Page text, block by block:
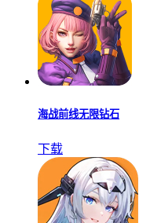
海战前线无限钻石
下载